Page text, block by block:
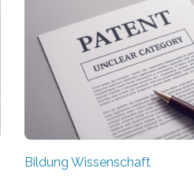
Bildung Wissenschaft